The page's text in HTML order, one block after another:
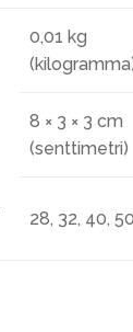
0,01 kg
8 × 3 × 3 cm
(senttimetri)
28, 32, 40, 50